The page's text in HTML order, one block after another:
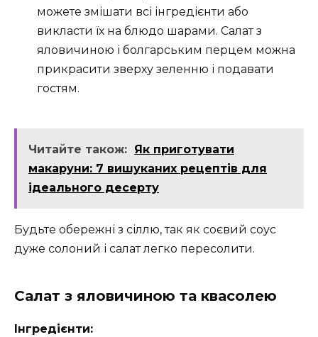
можете змішати всі інгредієнти або
викласти їх на блюдо шарами. Салат з
яловичиною і болгарським перцем можна
прикрасити зверху зеленню і подавати
гостям.
Читайте також: Як приготувати
макаруни: 7 вишуканих рецептів для
ідеального десерту
Будьте обережні з сіллю, так як соєвий соус
дуже солоний і салат легко пересолити.
Салат з яловичиною та квасолею
Інгредієнти: